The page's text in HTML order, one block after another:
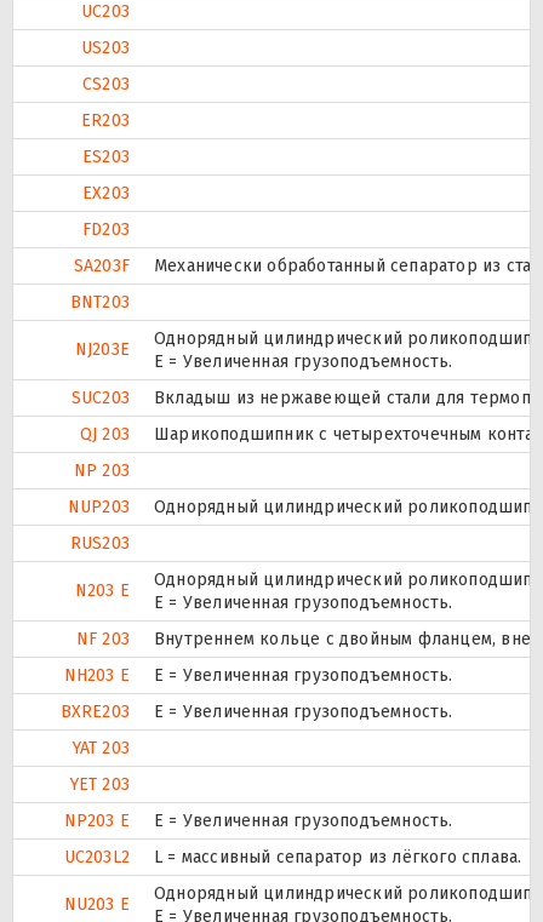
UC203
US203
CS203
ER203
ES203
EX203
FD203
SA203F
Механически обработанный сепаратор из
BNT203
NJ203E
Однорядный цилиндрический
Е = Увеличенная грузоподъемность.
SUC203
Вкладыш из нержавеющей стали для
QJ 203
Шарикоподшипник с четырехточечным
NP 203
NUP203
Однорядный цилиндрический
RUS203
N203 E
Однорядный цилиндрический
Е = Увеличенная грузоподъемность.
NF 203
Внутреннем кольце с двойным фланцем,
NH203 E
Е = Увеличенная грузоподъемность.
BXRE203
Е = Увеличенная грузоподъемность.
YAT 203
YET 203
NP203 E
Е = Увеличенная грузоподъемность.
UC203L2
L = массивный сепаратор из лёгкого сплава.
NU203 E
Однорядный цилиндрический
Е = Увеличенная грузоподъемность.